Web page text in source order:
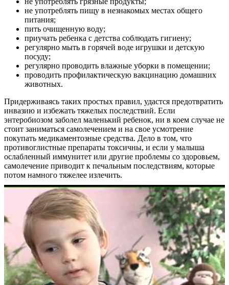
не употреблять пищу в незнакомых местах общего
питания;
пить очищенную воду;
приучать ребенка с детства соблюдать гигиену;
регулярно мыть в горячей воде игрушки и детскую
посуду;
регулярно проводить влажные уборки в помещении;
проводить профилактическую вакцинацию домашних
животных.
Придерживаясь таких простых правил, удастся предотвратить
инвазию и избежать тяжелых последствий. Если
энтеробиозом заболел маленький ребенок, ни в коем случае не
стоит заниматься самолечением и на свое усмотрение
покупать медикаментозные средства. Дело в том, что
противоглистные препараты токсичны, и если у малыша
ослабленный иммунитет или другие проблемы со здоровьем,
самолечение приводит к печальным последствиям, которые
потом намного тяжелее излечить.